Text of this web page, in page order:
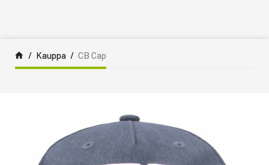
Kauppa CB Cap